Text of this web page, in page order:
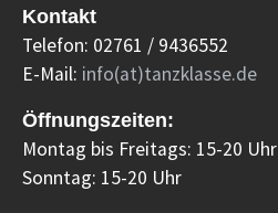
Kontakt
Telefon: 02761 / 9436552
E-Mail: info(at)tanzklasse.de
Öffnungszeiten:
Montag bis Freitags: 15-20 Uhr
Sonntag: 15-20 Uhr